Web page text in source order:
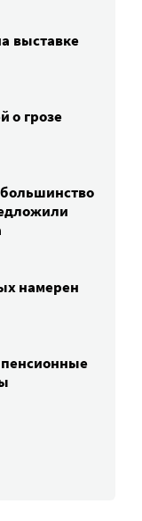
выставке
о грозе
намерен
пенсионные